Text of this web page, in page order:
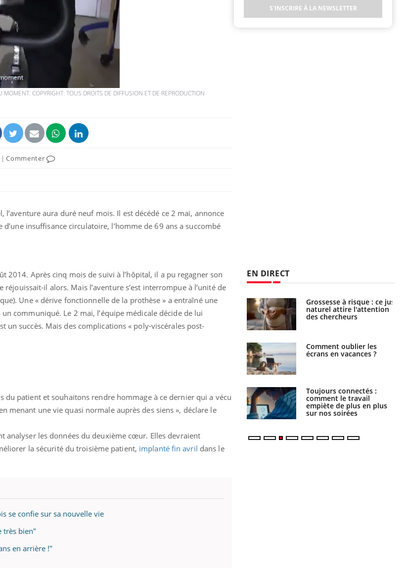
COPYRIGHT: TOUS DROITS DE DIFFUSION ET DE REPRODUCTION
|Commenter
aura duré neuf mois. Il est décédé ce 2 mai, annonce
insuffisance circulatoire, l’homme de 69 ans a succombé
2014. Après cinq mois de suivi à l’hôpital, il a pu regagner son
réjouissait-il alors. Mais l’aventure s’est interrompue à l’unité de
Une « dérive fonctionnelle de la prothèse » a entraîné une
communiqué. Le 2 mai, l’équipe médicale décide de lui
un succès. Mais des complications « poly-viscérales post-
du patient et souhaitons rendre hommage à ce dernier qui a vécu
menant une vie quasi normale auprès des siens », déclare le
analyser les données du deuxième cœur. Elles devraient
la sécurité du troisième patient, implanté fin avril dans le
se confie sur sa nouvelle vie
très bien"
en arrière !"
EN DIRECT
Mon enfant est-il trop
sensible ou simplement
très empathique ?
quels sont les meilleurs
exercices physiques ?
Comment éviter une otite
pendant les vacances ?
rapport s’interroge sur
son taux élevé en France
Grossesse à risque : ce jus
naturel attire l'attention
des chercheurs
Comment oublier les
écrans en vacances ?
Toujours connectés :
comment le travail
empiète de plus en plus
sur nos soirées
S'INSCRIRE À LA NEWSLETTER